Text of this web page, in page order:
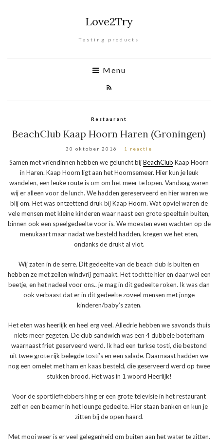
Love2Try
Testing products
Menu
Restaurant
BeachClub Kaap Hoorn Haren (Groningen)
30 oktober 2016 1 reactie
Samen met vriendinnen hebben we geluncht bijBeachClub Kaap Hoorn
in Haren. Kaap Hoorn ligt aan het Hoornsemeer. Hier kun je leuk
wandelen, een leuke route is om om het meer te lopen. Vandaag waren
wij er alleen voor de lunch. We hadden gereserveerd en hier waren we
blij om. Het was ontzettend druk bij Kaap Hoorn. Wat opviel waren de
vele mensen met kleine kinderen waar naast een grote speeltuin buiten,
binnen ook een speelgedeelte voor is. We moesten even wachten op de
menukaart maar nadat we besteld hadden, kregen we het eten,
ondanks de drukt al vlot.
Wij zaten in de serre. Dit gedeelte van de beach club is buiten en
hebben ze met zeilen windvrij gemaakt. Het tochtte hier en daar wel een
beetje, en het nadeel voor ons.. je mag in dit gedeelte roken. Ik was dan
ook verbaast dat er in dit gedeelte zoveel mensen met jonge
kinderen/baby’s zaten.
Het eten was heerlijk en heel erg veel. Alledrie hebben we savonds thuis
niets meer gegeten. De club sandwich was een 4 dubbele boterham
waarnaast friet geserveerd werd. Ik had een turkse tosti, die bestond
uit twee grote rijk belegde tosti’s en een salade. Daarnaast hadden we
nog een omelet met ham en kaas besteld, die geserveerd werd op twee
stukken brood. Het was in 1 woord Heerlijk!
Voor de sportliefhebbers hing er een grote televisie in het restaurant
zelf en een beamer in het lounge gedeelte. Hier staan banken en kun je
zitten bij de open haard.
Met mooi weer is er veel gelegenheid om buiten aan het water te zitten.